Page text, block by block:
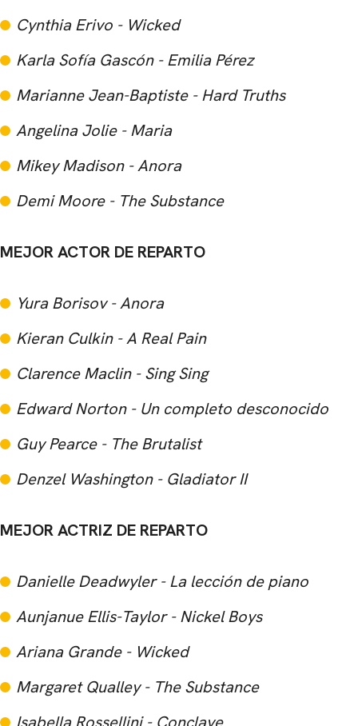
Cynthia Erivo - Wicked
Karla Sofía Gascón - Emilia Pérez
Marianne Jean-Baptiste - Hard Truths
Angelina Jolie - Maria
Mikey Madison - Anora
Demi Moore - The Substance
MEJOR ACTOR DE REPARTO
Yura Borisov - Anora
Kieran Culkin - A Real Pain
Clarence Maclin - Sing Sing
Edward Norton - Un completo desconocido
Guy Pearce - The Brutalist
Denzel Washington - Gladiator II
MEJOR ACTRIZ DE REPARTO
Danielle Deadwyler - La lección de piano
Aunjanue Ellis-Taylor - Nickel Boys
Ariana Grande - Wicked
Margaret Qualley - The Substance